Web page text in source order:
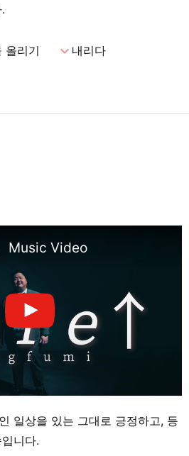
올리기 expand_more내리다
Music Video
일상을 있는 그대로 긍정하고, 등
니다.